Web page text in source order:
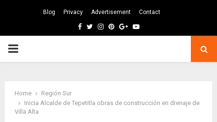
Blog Privacy Advertisement Contact
Facebook
TwitterInstagram
Pinterest
GoogleYoutube
PRIMARY
Home
Región Sur
Inicia Alcalde de Tepetitla obras de construcción en drenaje de
Villa Alta